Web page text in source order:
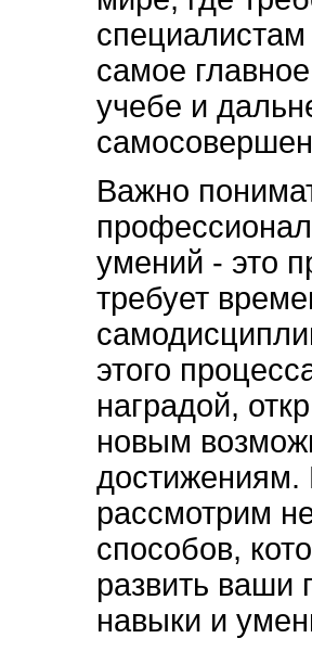
специалистам
самое
учебе и
Важно
умений - это
требует
этого
наградой,
новым
достижениям.
рассмотрим
способов,
развить ваши
навыки и